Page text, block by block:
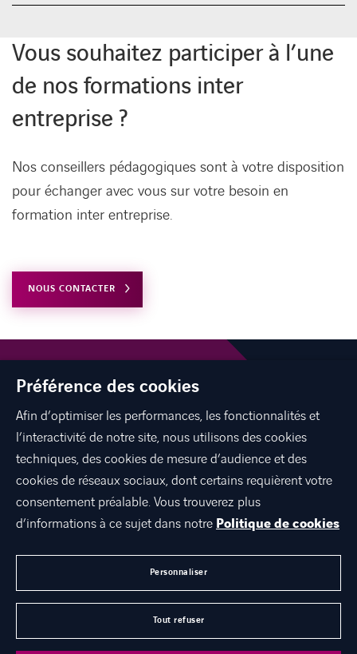
Vous souhaitez participer à l’une
de nos formations inter
entreprise ?
Nos conseillers pédagogiques sont à votre disposition
pour échanger avec vous sur votre besoin en
formation inter entreprise.
NOUS CONTACTER
linkedinyoutubespotify
DÉCOUVREZ AXIANS
CARRIÈRES
NOUS CONTACTER
Préférence des cookies
Afin d’optimiser les performances, les fonctionnalités et
l’interactivité de notre site, nous utilisons des cookies
techniques, des cookies de mesure d’audience et des
cookies de réseaux sociaux, dont certains requièrent votre
consentement préalable. Vous trouverez plus
d’informations à ce sujet dans notre Politique de cookies
Personnaliser
Tout refuser